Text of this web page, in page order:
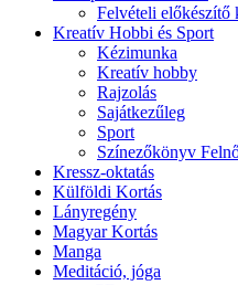
Felvételi előkészítő
Kreatív Hobbi és Sport
Kézimunka
Kreatív hobby
Rajzolás
Sajátkezűleg
Sport
Színezőkönyv
Kressz-oktatás
Külföldi Kortás
Lányregény
Magyar Kortás
Manga
Meditáció, jóga